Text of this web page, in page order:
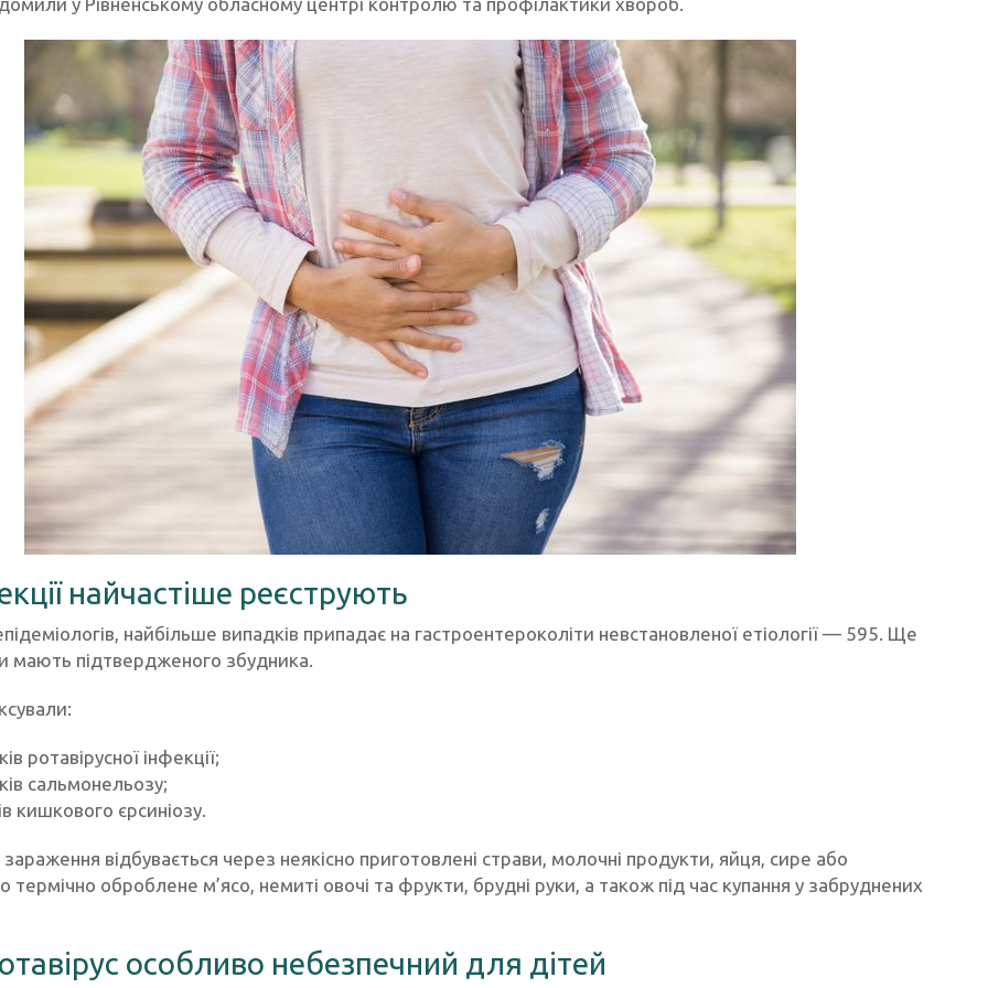
найчастіше реєструють
найбільше випадків припадає на гастроентероколіти невстановленої етіології — 595. Ще
мають підтвердженого збудника.
ротавірусної інфекції;
сальмонельозу;
кишкового єрсиніозу.
відбувається через неякісно приготовлені страви, молочні продукти, яйця, сире або
термічно оброблене м’ясо, немиті овочі та фрукти, брудні руки, а також під час купання у забруднених
особливо небезпечний для дітей